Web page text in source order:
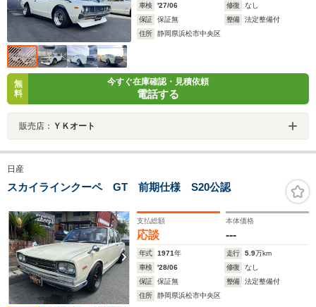
車検
'27/06 修復
なし
保証
保証無 整備
法定整備付
住所
静岡県浜松市中央区
無
料
今すぐ在庫確認・見積依頼
電話する
販売店： ＹＫオート
日産
スカイラインクーペ GT 前期仕様 S20公認
支払総額
応談
本体価格
---
年式 1971年 走行 5.9万km
車検
'28/06 修復
なし
保証
保証無 整備
法定整備付
住所
静岡県浜松市中央区